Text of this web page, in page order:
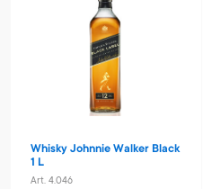
Whisky Johnnie Walker Black
1 L
Art. 4.046